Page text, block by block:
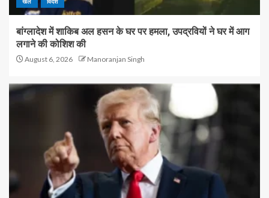
खेल विदेश
बांग्लादेश में शाकिब अल हसन के घर पर हमला, उपद्रवियों ने घर में आग
लगाने की कोशिश की
August 6, 2026 Manoranjan Singh